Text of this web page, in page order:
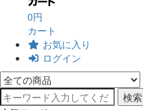
0円
カート
お気に入り
ログイン
検索